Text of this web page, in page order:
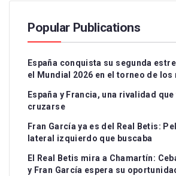
Popular Publications
España conquista su segunda
el Mundial 2026 en el torneo de
España y Francia, una rivalidad que
cruzarse
Fran García ya es del Real Betis:
lateral izquierdo que buscaba
El Real Betis mira a Chamartín:
y Fran García espera su